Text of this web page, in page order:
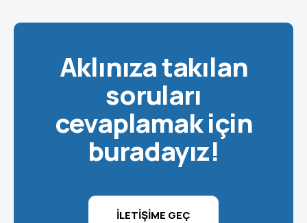
Aklınıza takılan
soruları
cevaplamak için
buradayız!
İLETIŞIME GEÇ